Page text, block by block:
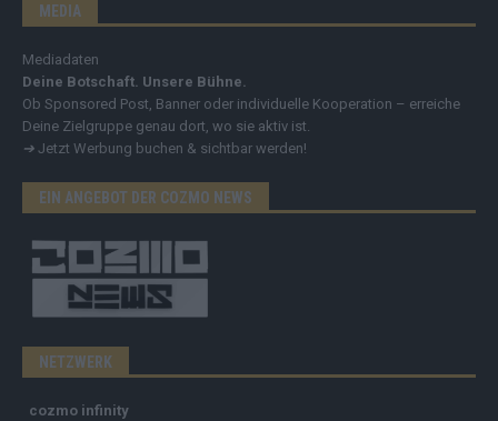
MEDIA
Mediadaten
Deine Botschaft. Unsere Bühne.
Ob Sponsored Post, Banner oder individuelle Kooperation – erreiche
Deine Zielgruppe genau dort, wo sie aktiv ist.
➔ Jetzt Werbung buchen & sichtbar werden!
EIN ANGEBOT DER COZMO NEWS
NETZWERK
cozmo infinity